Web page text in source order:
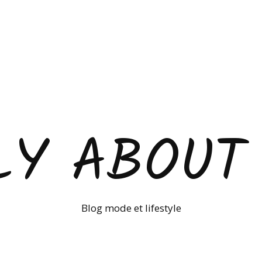
Blog mode et lifestyle